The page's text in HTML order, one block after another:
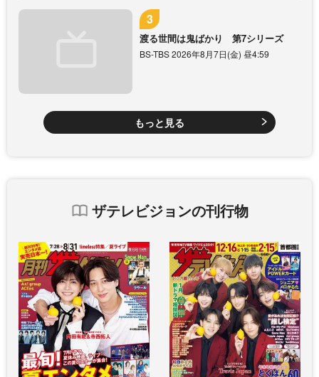
渡る世間は鬼ばかり 第7シリーズ
BS-TBS 2026年8月7日(金) 昼4:59
もっと見る
ザテレビジョンの刊行物